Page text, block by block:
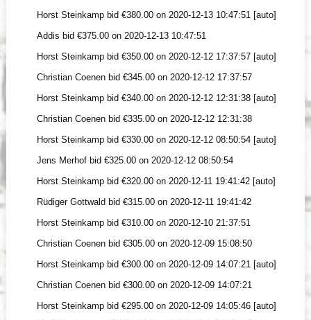
Horst Steinkamp bid €380.00 on 2020-12-13 10:47:51 [auto]
Addis bid €375.00 on 2020-12-13 10:47:51
Horst Steinkamp bid €350.00 on 2020-12-12 17:37:57 [auto]
Christian Coenen bid €345.00 on 2020-12-12 17:37:57
Horst Steinkamp bid €340.00 on 2020-12-12 12:31:38 [auto]
Christian Coenen bid €335.00 on 2020-12-12 12:31:38
Horst Steinkamp bid €330.00 on 2020-12-12 08:50:54 [auto]
Jens Merhof bid €325.00 on 2020-12-12 08:50:54
Horst Steinkamp bid €320.00 on 2020-12-11 19:41:42 [auto]
Rüdiger Gottwald bid €315.00 on 2020-12-11 19:41:42
Horst Steinkamp bid €310.00 on 2020-12-10 21:37:51
Christian Coenen bid €305.00 on 2020-12-09 15:08:50
Horst Steinkamp bid €300.00 on 2020-12-09 14:07:21 [auto]
Christian Coenen bid €300.00 on 2020-12-09 14:07:21
Horst Steinkamp bid €295.00 on 2020-12-09 14:05:46 [auto]